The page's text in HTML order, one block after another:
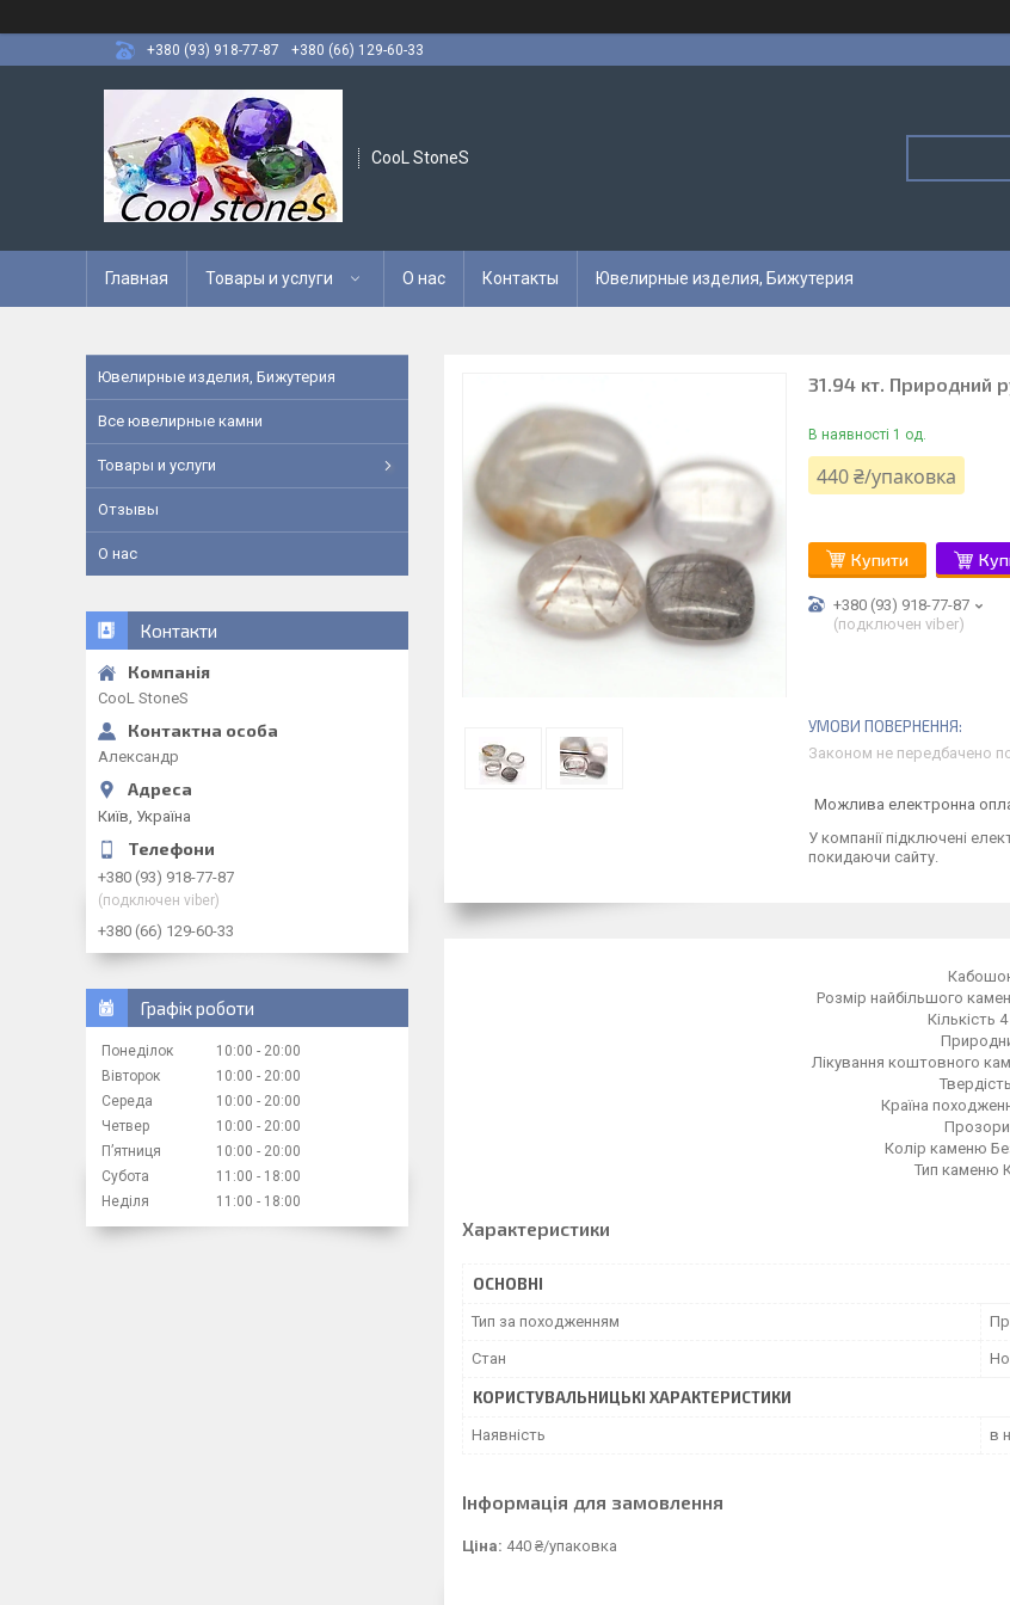
+380 (93) 918-77-87
+380 (66) 129-60-33
CooL StoneS
Главная Товары и услуги О нас Контакты Ювелирные изделия, Бижутерия
31.94 кт. Природний
В наявності 1 од.
440 ₴/упаковка
Купити
+380 (93) 918-77-87
(подключен viber)
Законом не передбачено
У компанії підключені
покидаючи сайту.
Розмір найбільшого
Кількість
Лікування коштовного
Країна
Колір каменю
Тип каменю
Характеристики
ОСНОВНІ
Тип за походженням
Стан
КОРИСТУВАЛЬНИЦЬКІ ХАРАКТЕРИСТИКИ
Наявність в
Інформація для замовлення
Ціна: 440 ₴/упаковка
Ювелирные изделия, Бижутерия
Все ювелирные камни
Товары и услуги
Отзывы
О нас
Контакти
CooL StoneS
Александр
Київ, Україна
+380 (93) 918-77-87
(подключен viber)
+380 (66) 129-60-33
Графік роботи
Понеділок 10:00
20:00
Вівторок
10:00
20:00
Середа
10:00
20:00
Четвер
10:00
20:00
Пʼятниця
10:00
20:00
Субота
11:00
18:00
Неділя
11:00 18:00